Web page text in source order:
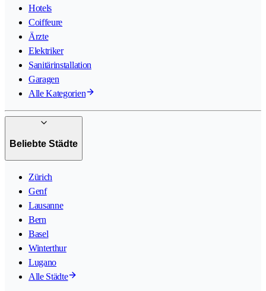
Hotels
Coiffeure
Ärzte
Elektriker
Sanitärinstallation
Garagen
Alle Kategorien
Beliebte Städte
Zürich
Genf
Lausanne
Bern
Basel
Winterthur
Lugano
Alle Städte